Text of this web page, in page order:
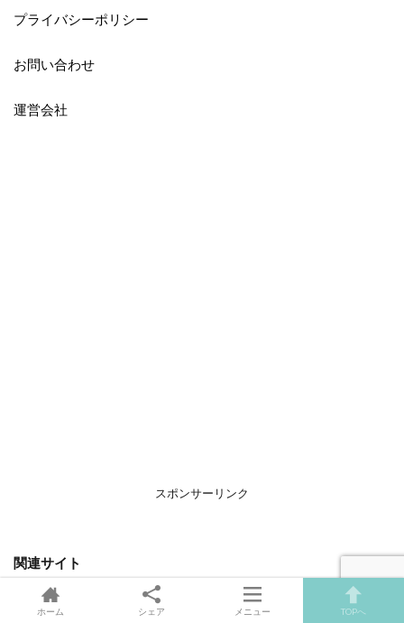
プライバシーポリシー
お問い合わせ
運営会社
スポンサーリンク
関連サイト
BABYDOT（ベイビードット）
ホーム シェア メニュー TOPへ